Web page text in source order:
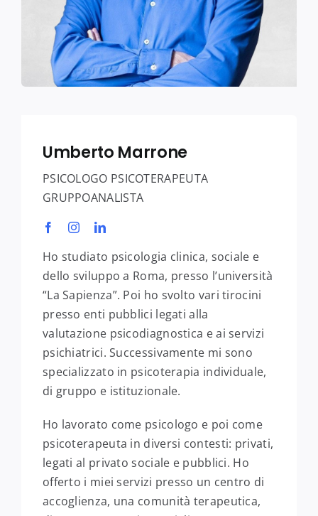
Umberto Marrone
PSICOLOGO PSICOTERAPEUTA
GRUPPOANALISTA
Ho studiato psicologia clinica, sociale e
dello sviluppo a Roma, presso l’università
“La Sapienza”. Poi ho svolto vari tirocini
presso enti pubblici legati alla
valutazione psicodiagnostica e ai servizi
psichiatrici. Successivamente mi sono
specializzato in psicoterapia individuale,
di gruppo e istituzionale.
Ho lavorato come psicologo e poi come
psicoterapeuta in diversi contesti: privati,
legati al privato sociale e pubblici. Ho
offerto i miei servizi presso un centro di
accoglienza, una comunità terapeutica,